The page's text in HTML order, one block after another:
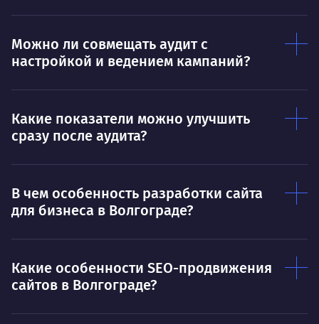
Ты — это то, что ты делаешь. Этим всё
сказано.
О
Можно ли совмещать аудит с
настройкой и ведением кампаний?
Какие показатели можно улучшить
сразу после аудита?
В чем особенность разработки сайта
для бизнеса в Волгограде?
Какие особенности SEO-продвижения
сайтов в Волгограде?